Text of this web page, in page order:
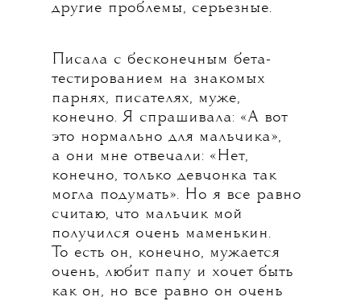
другие проблемы, серьезные.
Писала с бесконечным бета-
тестированием на знакомых
парнях, писателях, муже,
конечно. Я спрашивала: «А вот
это нормально для мальчика»,
а они мне отвечали: «Нет,
конечно, только девчонка так
могла подумать». Но я все равно
считаю, что мальчик мой
получился очень маменькин.
То есть он, конечно, мужается
очень, любит папу и хочет быть
как он, но все равно он очень